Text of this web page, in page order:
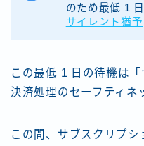
のため最低 1
サイレント猶予
この最低 1 日の待機は「
決済処理のセーフティネ
この間、サブスクリプ